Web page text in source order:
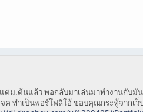
ต่ม.ต้นแล้ว พอกลับมาเล่นมาทำงานกับมั
ค ทำเป็นพอร์โฟลิโอ้ ขอบคุณกระทู้จากเ